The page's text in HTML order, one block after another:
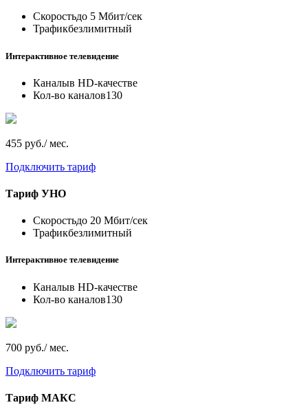
Скоростьдо 5 Мбит/сек
Трафикбезлимитный
Интерактивное телевидение
Каналыв HD-качестве
Кол-во каналов130
455 руб./ мес.
Подключить тариф
Тариф УНО
Скоростьдо 20 Мбит/сек
Трафикбезлимитный
Интерактивное телевидение
Каналыв HD-качестве
Кол-во каналов130
700 руб./ мес.
Подключить тариф
Тариф МАКС